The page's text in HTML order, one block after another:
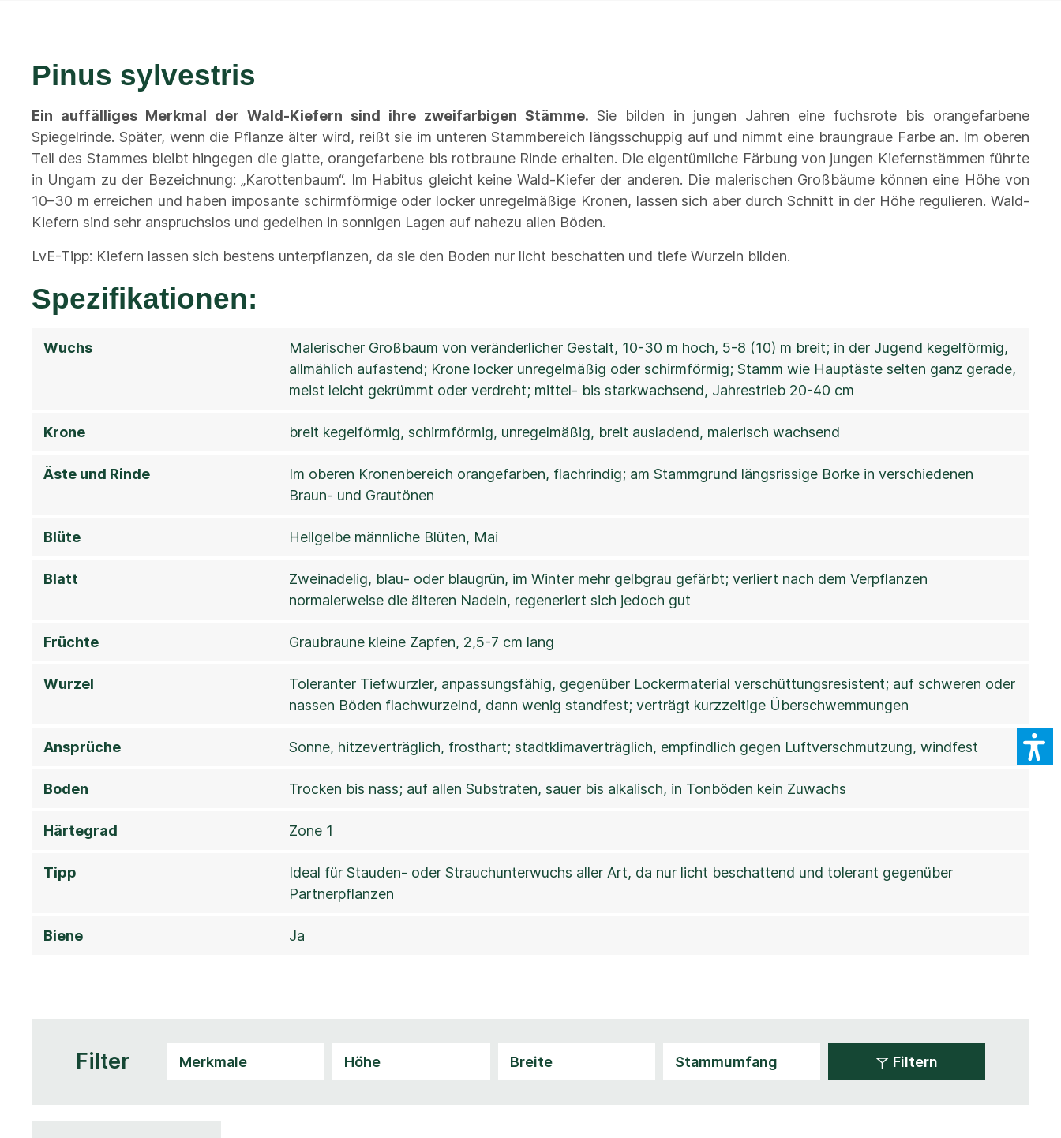
Pinus sylvestris
Ein auffälliges Merkmal der Wald-Kiefern sind ihre zweifarbigen Stämme. Sie bilden in jungen Jahren eine fuchsrote bis orangefarbene
Spiegelrinde. Später, wenn die Pflanze älter wird, reißt sie im unteren Stammbereich längsschuppig auf und nimmt eine braungraue Farbe an. Im oberen
Teil des Stammes bleibt hingegen die glatte, orangefarbene bis rotbraune Rinde erhalten. Die eigentümliche Färbung von jungen Kiefernstämmen führte
in Ungarn zu der Bezeichnung: „Karottenbaum“. Im Habitus gleicht keine Wald-Kiefer der anderen. Die malerischen Großbäume können eine Höhe von
10–30 m erreichen und haben imposante schirmförmige oder locker unregelmäßige Kronen, lassen sich aber durch Schnitt in der Höhe regulieren. Wald-
Kiefern sind sehr anspruchslos und gedeihen in sonnigen Lagen auf nahezu allen Böden.
LvE-Tipp: Kiefern lassen sich bestens unterpflanzen, da sie den Boden nur licht beschatten und tiefe Wurzeln bilden.
Spezifikationen:
Wuchs
Malerischer Großbaum von veränderlicher Gestalt, 10-30 m hoch, 5-8 (10) m breit; in der Jugend kegelförmig,
allmählich aufastend; Krone locker unregelmäßig oder schirmförmig; Stamm wie Hauptäste selten ganz gerade,
meist leicht gekrümmt oder verdreht; mittel- bis starkwachsend, Jahrestrieb 20-40 cm
Krone breit kegelförmig, schirmförmig, unregelmäßig, breit ausladend, malerisch wachsend
Äste und Rinde
Im oberen Kronenbereich orangefarben, flachrindig; am Stammgrund längsrissige Borke in verschiedenen
Braun- und Grautönen
Blüte Hellgelbe männliche Blüten, Mai
Blatt
Zweinadelig, blau- oder blaugrün, im Winter mehr gelbgrau gefärbt; verliert nach dem Verpflanzen
normalerweise die älteren Nadeln, regeneriert sich jedoch gut
Früchte Graubraune kleine Zapfen, 2,5-7 cm lang
Wurzel
Toleranter Tiefwurzler, anpassungsfähig, gegenüber Lockermaterial verschüttungsresistent; auf schweren oder
nassen Böden flachwurzelnd, dann wenig standfest; verträgt kurzzeitige Überschwemmungen
Ansprüche Sonne, hitzeverträglich, frosthart; stadtklimaverträglich, empfindlich gegen Luftverschmutzung, windfest
Boden Trocken bis nass; auf allen Substraten, sauer bis alkalisch, in Tonböden kein Zuwachs
Härtegrad Zone 1
Tipp
Ideal für Stauden- oder Strauchunterwuchs aller Art, da nur licht beschattend und tolerant gegenüber
Partnerpflanzen
Biene Ja
Filter Filtern